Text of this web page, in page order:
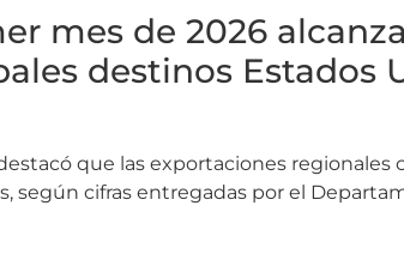
mes de 2026
destinos Estados
que las exportaciones regionales
según cifras entregadas por el